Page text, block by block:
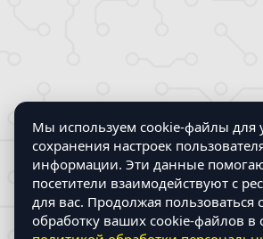
Мы используем cookie-файлы для
сохранения настроек
информации. Эти данные
посетители взаимодействуют с
для вас. Продолжая пользоваться
обработку ваших cookie-файлов в